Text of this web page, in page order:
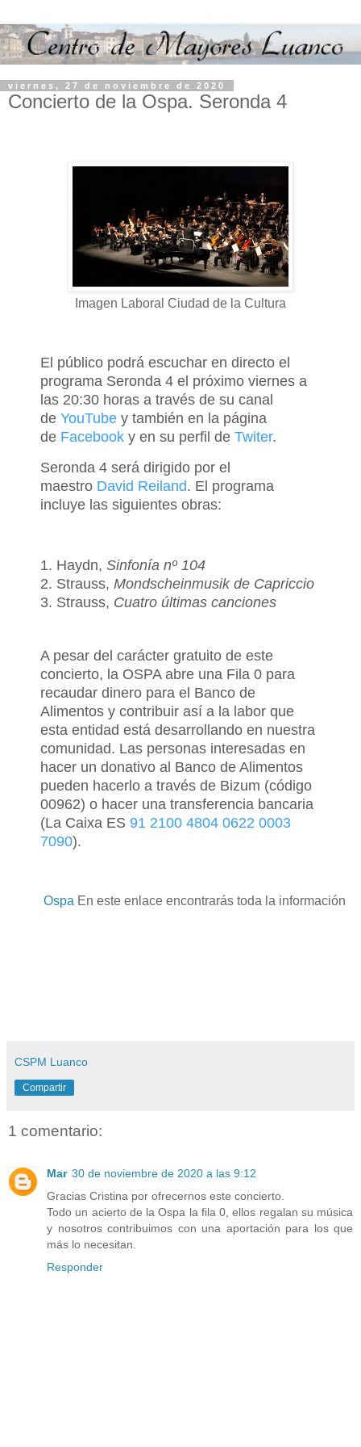
viernes, 27 de noviembre de 2020
Concierto de la Ospa. Seronda 4
Imagen Laboral Ciudad de la Cultura
El público podrá escuchar en directo el
programa Seronda 4 el próximo viernes a
las 20:30 horas a través de su canal
de YouTube y también en la página
de Facebook y en su perfil de Twiter.
Seronda 4 será dirigido por el
maestro David Reiland. El programa
incluye las siguientes obras:
Haydn, Sinfonía nº 104
Strauss, Mondscheinmusik de Capriccio
Strauss, Cuatro últimas canciones
A pesar del carácter gratuito de este
concierto, la OSPA abre una Fila 0 para
recaudar dinero para el Banco de
Alimentos y contribuir así a la labor que
esta entidad está desarrollando en nuestra
comunidad. Las personas interesadas en
hacer un donativo al Banco de Alimentos
pueden hacerlo a través de Bizum (código
00962) o hacer una transferencia bancaria
(La Caixa ES 91 2100 4804 0622 0003
7090).
Ospa En este enlace encontrarás toda la información
CSPM Luanco
Compartir
1 comentario:
Mar 30 de noviembre de 2020 a las 9:12
Gracias Cristina por ofrecernos este concierto.
Todo un acierto de la Ospa la fila 0, ellos regalan su música
y nosotros contribuimos con una aportación para los que
más lo necesitan.
Responder